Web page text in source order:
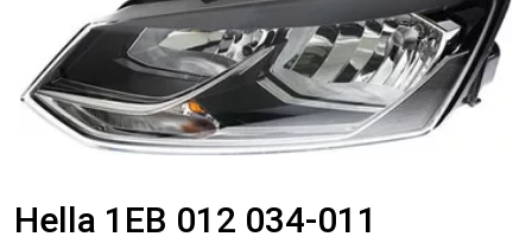
Hella 1EB 012 034-011